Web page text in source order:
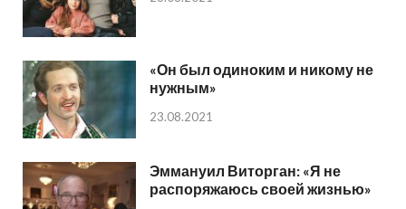
«Он был одиноким и никому не
нужным»
23.08.2021
Эммануил Виторган: «Я не
распоряжаюсь своей жизнью»